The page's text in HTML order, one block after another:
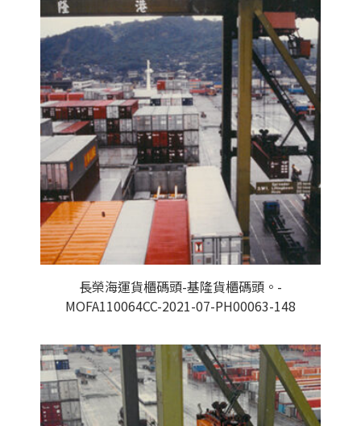
長榮海運貨櫃碼頭-基隆貨櫃碼頭。-
MOFA110064CC-2021-07-PH00063-148